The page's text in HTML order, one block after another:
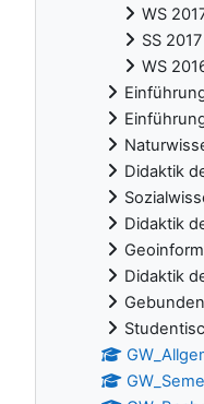
WS
SS 2017
WS
Didaktik
Didaktik
Didaktik